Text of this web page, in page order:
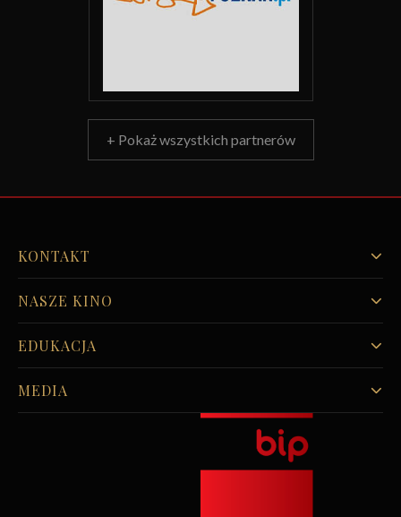
+ Pokaż wszystkich partnerów
KONTAKT
NASZE KINO
EDUKACJA
MEDIA